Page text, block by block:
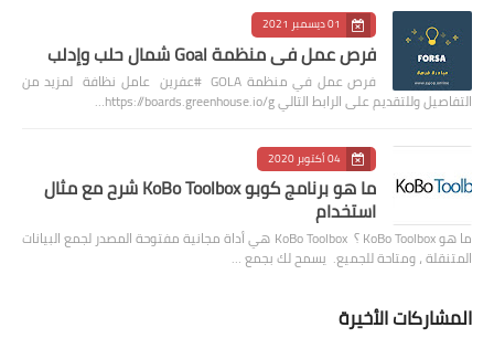
01 ديسمبر 2021
فرص عمل في منظمة Goal شمال حلب وإدلب
فرص عمل في منظمة GOLA #عفرين عامل نظافة لمزيد من
التفاصيل وللتقديم على الرابط التالي https://boards.greenhouse.io/g…
04 أكتوبر 2020
ما هو برنامج كوبو KoBo Toolbox شرح مع مثال
استخدام
ما هو KoBo Toolbox ؟ KoBo Toolbox هي أداة مجانية مفتوحة المصدر لجمع البيانات
المتنقلة ، ومتاحة للجميع. يسمح لك بجمع …
المشاركات الأخيرة